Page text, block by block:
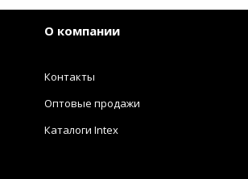
О компании
Контакты
Оптовые продажи
Каталоги Intex